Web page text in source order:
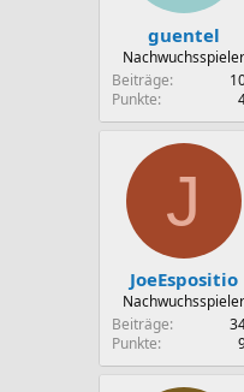
guentel
Nachwuchsspieler
Beiträge
Punkte
J
JoeEspositio
Nachwuchsspieler
Beiträge
Punkte